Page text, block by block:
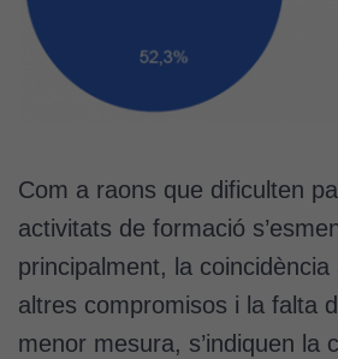
Com a raons que dificulten
activitats de formació
principalment, la
altres compromisos i la falta
menor mesura, s’indiquen la